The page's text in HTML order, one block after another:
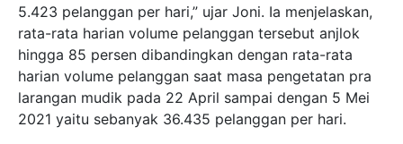
5.423 pelanggan per hari,” ujar Joni. Ia menjelaskan,
rata-rata harian volume pelanggan tersebut anjlok
hingga 85 persen dibandingkan dengan rata-rata
harian volume pelanggan saat masa pengetatan pra
larangan mudik pada 22 April sampai dengan 5 Mei
2021 yaitu sebanyak 36.435 pelanggan per hari.